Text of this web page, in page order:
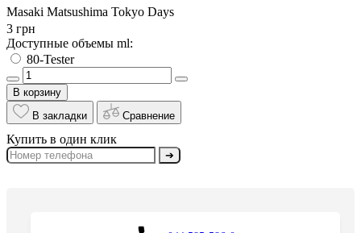
Masaki Matsushima Tokyo Days
3 грн
Доступные объемы ml:
80-Tester
В корзину
В закладки
Сравнение
Купить в один клик
➔